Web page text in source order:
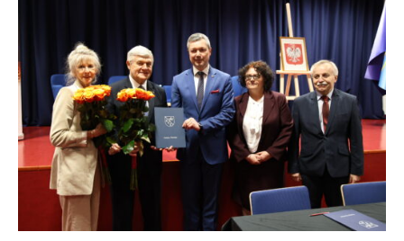
Zespół
Placówek
Integracyjnych
Kowali
Zespół
Placówek
Oświatowych